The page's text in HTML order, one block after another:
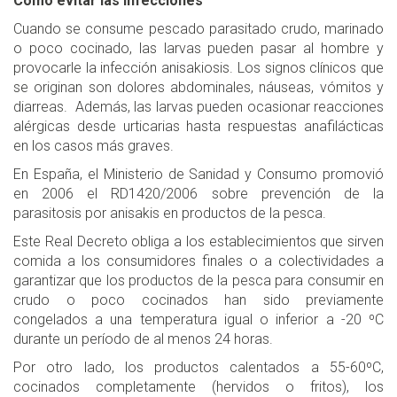
Cuando se consume pescado parasitado crudo, marinado
o poco cocinado, las larvas pueden pasar al hombre y
provocarle la infección anisakiosis. Los signos clínicos que
se originan son dolores abdominales, náuseas, vómitos y
diarreas. Además, las larvas pueden ocasionar reacciones
alérgicas desde urticarias hasta respuestas anafilácticas
en los casos más graves.
En España, el Ministerio de Sanidad y Consumo promovió
en 2006 el RD1420/2006 sobre prevención de la
parasitosis por anisakis en productos de la pesca.
Este Real Decreto obliga a los establecimientos que sirven
comida a los consumidores finales o a colectividades a
garantizar que los productos de la pesca para consumir en
crudo o poco cocinados han sido previamente
congelados a una temperatura igual o inferior a -20 ºC
durante un período de al menos 24 horas.
Por otro lado, los productos calentados a 55-60ºC,
cocinados completamente (hervidos o fritos), los